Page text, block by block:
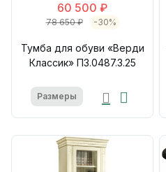
60 500 ₽
78 650 ₽ -30%
Тумба для обуви «Верди
Классик» П3.0487.3.25
Размеры